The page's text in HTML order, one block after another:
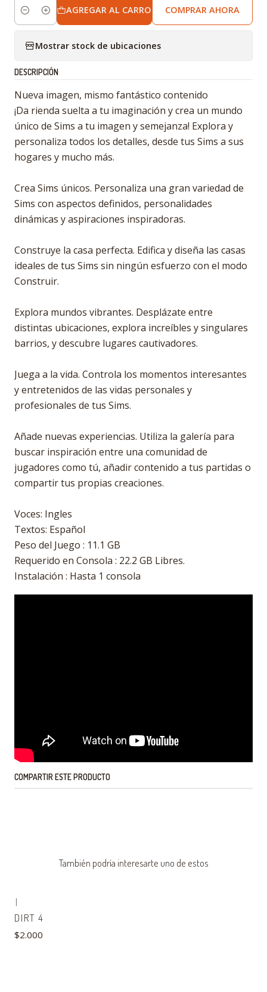
Cantidad
AGREGAR AL CARRO COMPRAR AHORA
Mostrar stock de ubicaciones
DESCRIPCIÓN
Nueva imagen, mismo fantástico contenido
¡Da rienda suelta a tu imaginación y crea un mundo
único de Sims a tu imagen y semejanza! Explora y
personaliza todos los detalles, desde tus Sims a sus
hogares y mucho más.
Crea Sims únicos. Personaliza una gran variedad de
Sims con aspectos definidos, personalidades
dinámicas y aspiraciones inspiradoras.
Construye la casa perfecta. Edifica y diseña las casas
ideales de tus Sims sin ningún esfuerzo con el modo
Construir.
Explora mundos vibrantes. Desplázate entre
distintas ubicaciones, explora increíbles y singulares
barrios, y descubre lugares cautivadores.
Juega a la vida. Controla los momentos interesantes
y entretenidos de las vidas personales y
profesionales de tus Sims.
Añade nuevas experiencias. Utiliza la galería para
buscar inspiración entre una comunidad de
jugadores como tú, añadir contenido a tus partidas o
compartir tus propias creaciones.
Voces: Ingles
Textos: Español
Peso del Juego : 11.1 GB
Requerido en Consola : 22.2 GB Libres.
Instalación : Hasta 1 consola
COMPARTIR ESTE PRODUCTO
También podría interesarte uno de estos
|
DIRT 4
$2.000